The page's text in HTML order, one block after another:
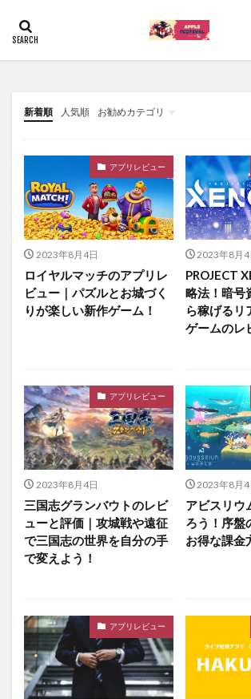
新着順 人気順 お勧めカテゴリ
Uncategorized
アプリレビュー
2023年8月4日
ロイヤルマッチのアプリレ
ビュー｜パズルとお城づく
りが楽しい新作ゲーム！
2023年8月4
PROJECT
略法！暗号
ら稼げるリ
ゲームのレ
アプリレビュー
2023年8月4日
三国志グランバウトのレビ
ューと評価｜攻城戦や遠征
で三国志の世界を自分の手
で変えよう！
2023年8月4
アビスリウ
ろう！序盤
お得な課金
アプリレビュー